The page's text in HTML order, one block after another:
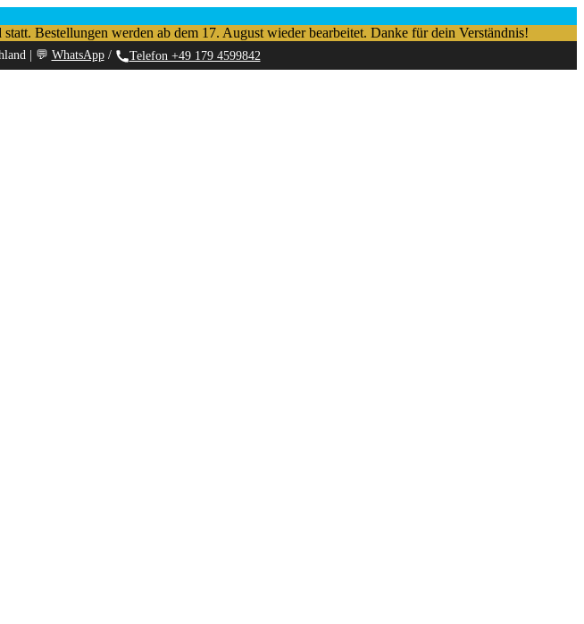
Bestellungen werden ab dem 17. August wieder bearbeitet. Danke für dein Verständnis!
| 💬 WhatsApp/ Telefon +49 179 4599842